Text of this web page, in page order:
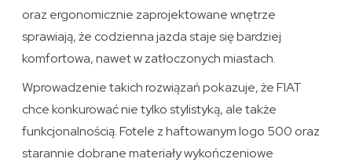
oraz ergonomicznie zaprojektowane wnętrze
sprawiają, że codzienna jazda staje się bardziej
komfortowa, nawet w zatłoczonych miastach.
Wprowadzenie takich rozwiązań pokazuje, że FIAT
chce konkurować nie tylko stylistyką, ale także
funkcjonalnością. Fotele z haftowanym logo 500 oraz
starannie dobrane materiały wykończeniowe